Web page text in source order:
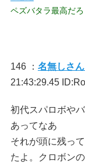
ペズバタラ最高だろ
146 ： 名無しさん
21:43:29.45
初代スパロボや
あってなあ
それが頭に残っ
たよ。クロボン